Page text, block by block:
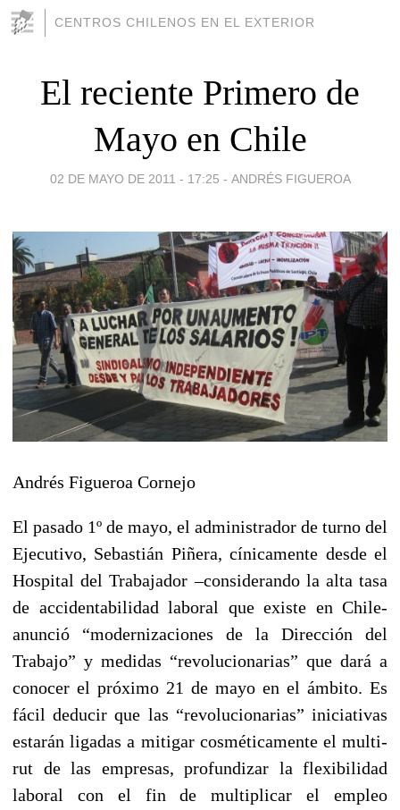
CENTROS CHILENOS EN EL EXTERIOR
El reciente Primero de
Mayo en Chile
02 DE MAYO DE 2011 - 17:25 - ANDRÉS FIGUEROA
Andrés Figueroa Cornejo
El pasado 1º de mayo, el administrador de turno del
Ejecutivo, Sebastián Piñera, cínicamente desde el
Hospital del Trabajador –considerando la alta tasa
de accidentabilidad laboral que existe en Chile-
anunció “modernizaciones de la Dirección del
Trabajo” y medidas “revolucionarias” que dará a
conocer el próximo 21 de mayo en el ámbito. Es
fácil deducir que las “revolucionarias” iniciativas
estarán ligadas a mitigar cosméticamente el multi-
rut de las empresas, profundizar la flexibilidad
laboral con el fin de multiplicar el empleo